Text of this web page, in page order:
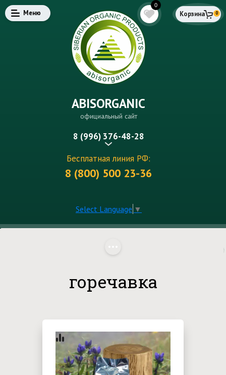
Меню
ABISORGANIC
официальный сайт
8 (996) 376-48-28
Бесплатная линия РФ:
8 (800) 500 23-36
Select Language ▼
0
0
Корзина
горечавка